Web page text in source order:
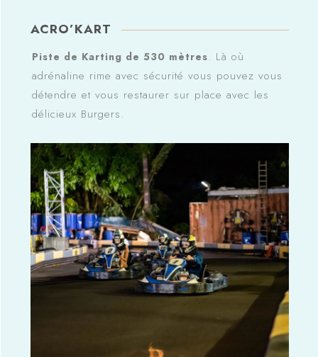
ACRO’KART
Piste de Karting de 530 mètres. Là où
adrénaline rime avec sécurité vous pouvez vous
détendre et vous restaurer sur place avec les
délicieux Burgers.